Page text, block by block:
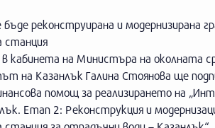
реконструирана и модернизирана
станция
кабинета на Министъра на околната
на Казанлък Галина Стоянова ще
помощ за реализирането на
Етап 2: Реконструкция и